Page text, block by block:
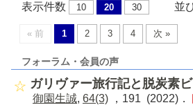
表示件数 10 20 30 並び
« 前 1 2 3 4 次 »
フォーラム・会員の声
ガリヴァー旅行記と脱炭素
御園生誠, 64(3) ，191 (2022)．